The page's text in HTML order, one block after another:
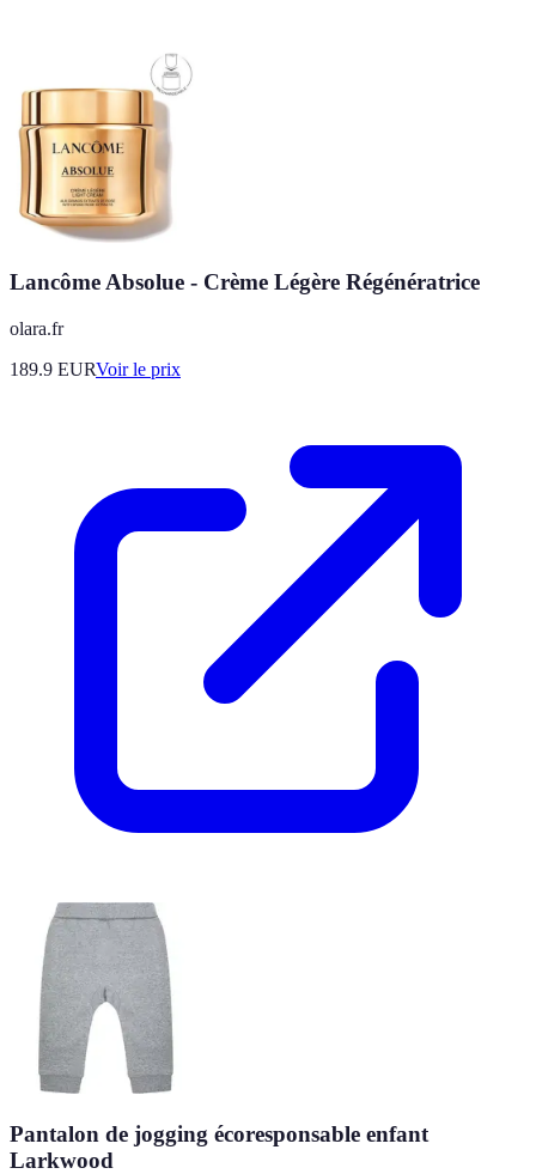
Lancôme Absolue - Crème Légère Régénératrice
olara.fr
189.9 EURVoir le prix
Pantalon de jogging écoresponsable enfant
Larkwood